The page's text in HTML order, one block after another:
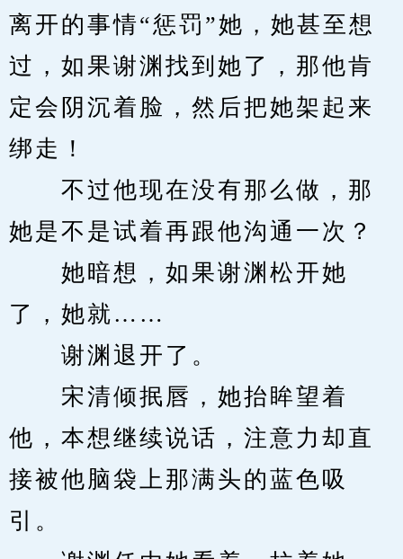
离开的事情“惩罚”她，她甚至想
过，如果谢渊找到她了，那他肯
定会阴沉着脸，然后把她架起来
绑走！
不过他现在没有那么做，那
她是不是试着再跟他沟通一次？
她暗想，如果谢渊松开她
了，她就……
谢渊退开了。
宋清倾抿唇，她抬眸望着
他，本想继续说话，注意力却直
接被他脑袋上那满头的蓝色吸
引。